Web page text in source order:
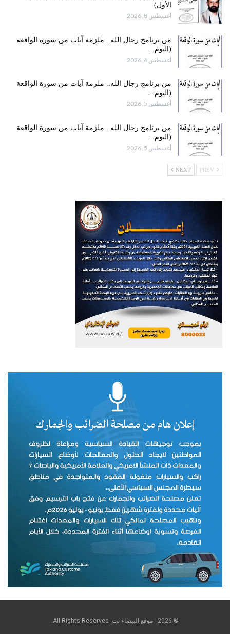
الأول)
أغسطس 8, 2026
من برنامج رجال الله.. ملزمة آيات من سورة الواقعة
(اليوم…
أغسطس 6, 2026
من برنامج رجال الله.. ملزمة آيات من سورة الواقعة
(اليوم…
أغسطس 5, 2026
من برنامج رجال الله.. ملزمة آيات من سورة الواقعة
(اليوم…
أغسطس 5, 2026
NEXT
© 2026 - موقع البيضاء نت. All Rights Reserved.